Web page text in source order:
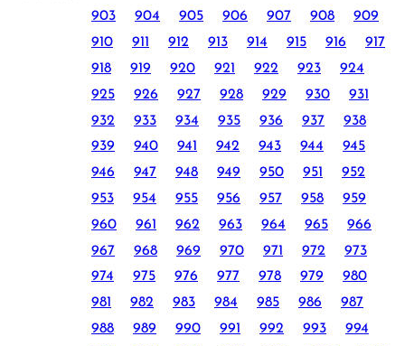
903
904 905 906 907 908
909
910
911 912 913 914 915 916
917
918
919 920 921 922 923
924
925
926 927 928 929 930
931
932
933 934 935 936 937
938
939
940 941 942 943 944
945
946
947 948 949 950 951
952
953
954 955 956 957 958
959
960
961 962 963 964 965
966
967
968 969 970 971 972
973
974
975 976 977 978 979
980
981
982 983 984 985 986
987
988
989 990 991 992 993
994